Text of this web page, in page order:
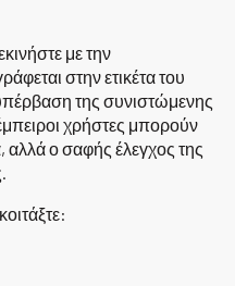
με την
στην ετικέτα του
της συνιστώμενης
χρήστες μπορούν
αλλά ο σαφής έλεγχος της